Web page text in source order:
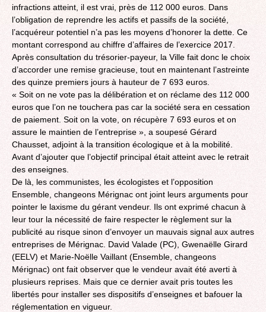
infractions atteint, il est vrai, près de 112 000 euros. Dans
l’obligation de reprendre les actifs et passifs de la société,
l’acquéreur potentiel n’a pas les moyens d’honorer la dette. Ce
montant correspond au chiffre d’affaires de l’exercice 2017.
Après consultation du trésorier-payeur, la Ville fait donc le choix
d’accorder une remise gracieuse, tout en maintenant l’astreinte
des quinze premiers jours à hauteur de 7 693 euros.
« Soit on ne vote pas la délibération et on réclame des 112 000
euros que l’on ne touchera pas car la société sera en cessation
de paiement. Soit on la vote, on récupère 7 693 euros et on
assure le maintien de l’entreprise », a soupesé Gérard
Chausset, adjoint à la transition écologique et à la mobilité.
Avant d’ajouter que l’objectif principal était atteint avec le retrait
des enseignes.
De là, les communistes, les écologistes et l’opposition
Ensemble, changeons Mérignac ont joint leurs arguments pour
pointer le laxisme du gérant vendeur. Ils ont exprimé chacun à
leur tour la nécessité de faire respecter le règlement sur la
publicité au risque sinon d’envoyer un mauvais signal aux autres
entreprises de Mérignac. David Valade (PC), Gwenaëlle Girard
(EELV) et Marie-Noëlle Vaillant (Ensemble, changeons
Mérignac) ont fait observer que le vendeur avait été averti à
plusieurs reprises. Mais que ce dernier avait pris toutes les
libertés pour installer ses dispositifs d’enseignes et bafouer la
réglementation en vigueur.